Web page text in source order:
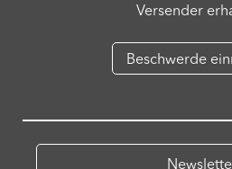
Versender
Beschwerde